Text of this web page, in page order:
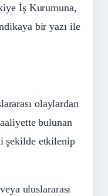
İş Kurumuna,
bir yazı ile
olaylardan
bulunan
şekilde etkilenip
uluslararası